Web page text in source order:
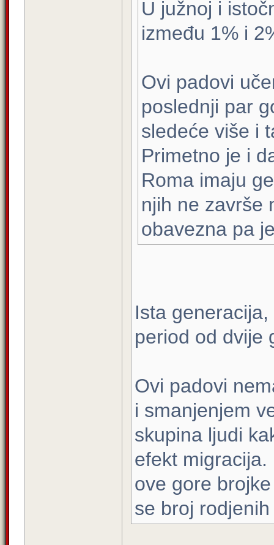
U južnoj i
između 1% i
Ovi padovi
poslednji par
sledeće više i
Primetno je i
Roma imaju
njih ne završe
obavezna pa
Ista
period od dvije
Ovi padovi
i smanjenjem
skupina ljudi
efekt
ove gore
se broj